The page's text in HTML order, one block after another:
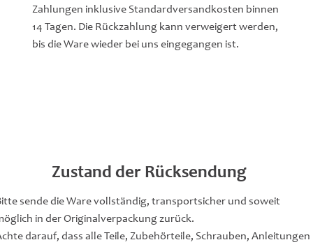
Zahlungen inklusive Standardversandkosten binnen
14 Tagen. Die Rückzahlung kann verweigert werden,
bis die Ware wieder bei uns eingegangen ist.
Zustand der Rücksendung
sende die Ware vollständig, transportsicher und soweit
in der Originalverpackung zurück.
darauf, dass alle Teile, Zubehörteile, Schrauben, Anleitungen